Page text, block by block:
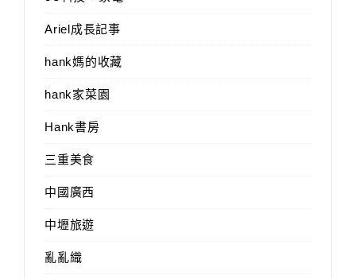
Ariel成長記事
hank媽的收藏
hank家菜園
Hank書房
三重美食
中國廣西
中壢旅遊
亂亂織